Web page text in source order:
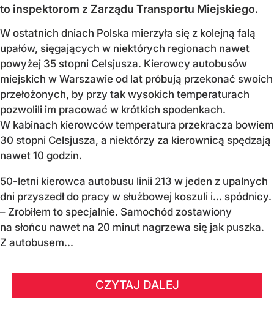
to inspektorom z Zarządu Transportu Miejskiego.
W ostatnich dniach Polska mierzyła się z kolejną falą
upałów, sięgających w niektórych regionach nawet
powyżej 35 stopni Celsjusza. Kierowcy autobusów
miejskich w Warszawie od lat próbują przekonać swoich
przełożonych, by przy tak wysokich temperaturach
pozwolili im pracować w krótkich spodenkach.
W kabinach kierowców temperatura przekracza bowiem
30 stopni Celsjusza, a niektórzy za kierownicą spędzają
nawet 10 godzin.
50-letni kierowca autobusu linii 213 w jeden z upalnych
dni przyszedł do pracy w służbowej koszuli i... spódnicy.
– Zrobiłem to specjalnie. Samochód zostawiony
na słońcu nawet na 20 minut nagrzewa się jak puszka.
Z autobusem...
CZYTAJ DALEJ